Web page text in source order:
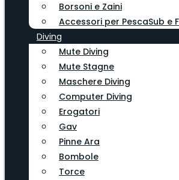
Borsoni e Zaini
Accessori per PescaSub e
Diving
Mute Diving
Mute Stagne
Maschere Diving
Computer Diving
Erogatori
Gav
Pinne Ara
Bombole
Torce